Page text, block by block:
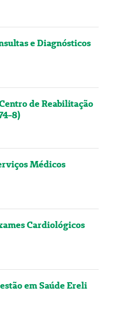
e Diagnósticos
de Reabilitação
8)
Médicos
Cardiológicos
em Saúde Ereli